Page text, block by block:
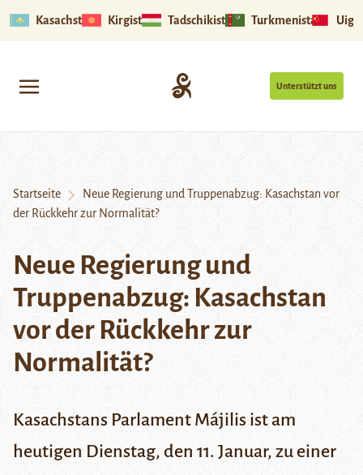
Kasachstan Kirgistan Tadschikistan Turkmenistan
Unterstützt uns
Startseite
Neue Regierung und Truppenabzug: Kasachstan vor
der Rückkehr zur Normalität?
Neue Regierung und
Truppenabzug: Kasachstan
vor der Rückkehr zur
Normalität?
Kasachstans Parlament Májilis ist am
heutigen Dienstag, den 11. Januar, zu einer